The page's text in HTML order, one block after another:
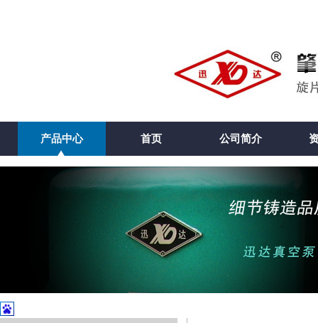
产品中心 首页 公司简介